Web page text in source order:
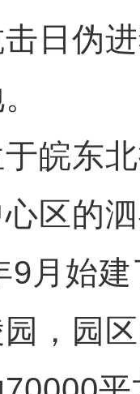
日伪
东北
区的
9月始
，园